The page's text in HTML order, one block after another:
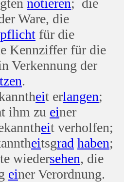
notieren; die
Ware, die
pflicht für die
Kennziffer für die
Verkennung der
.
eit erlangen;
ihm zu einer
eit verholfen;
eitsgrad haben;
wiedersehen, die
einer Verordnung.